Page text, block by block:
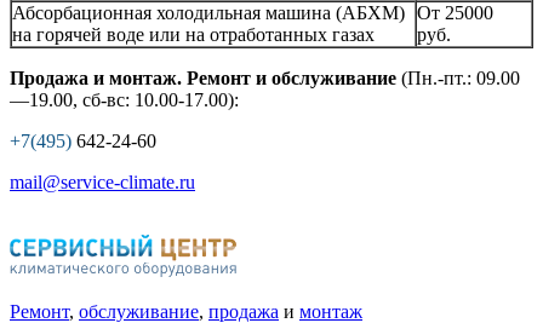
Абсорбационная холодильная машина (АБХМ)
на горячей воде или на отработанных газах
От 25000
руб.
Продажа и монтаж. Ремонт и обслуживание (Пн.-пт.: 09.00
—19.00, сб-вс: 10.00-17.00):
+7(495) 642-24-60
mail@service-climate.ru
Ремонт, обслуживание, продажа и монтаж